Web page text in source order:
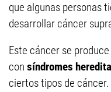
que algunas personas
desarrollar cáncer
Este cáncer se
con síndromes
ciertos tipos de